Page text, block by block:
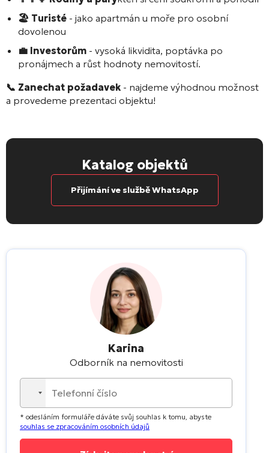
🏖️ Turisté - jako apartmán u moře pro osobní
dovolenou
💼 Investorům - vysoká likvidita, poptávka po
pronájmech a růst hodnoty nemovitostí.
📞 Zanechat požadavek - najdeme výhodnou možnost
a provedeme prezentaci objektu!
Katalog objektů
Přijímání ve službě WhatsApp
Karina
Odborník na nemovitosti
No
country
selected
* odesláním formuláře dáváte svůj souhlas k tomu, abyste
souhlas se zpracováním osobních údajů